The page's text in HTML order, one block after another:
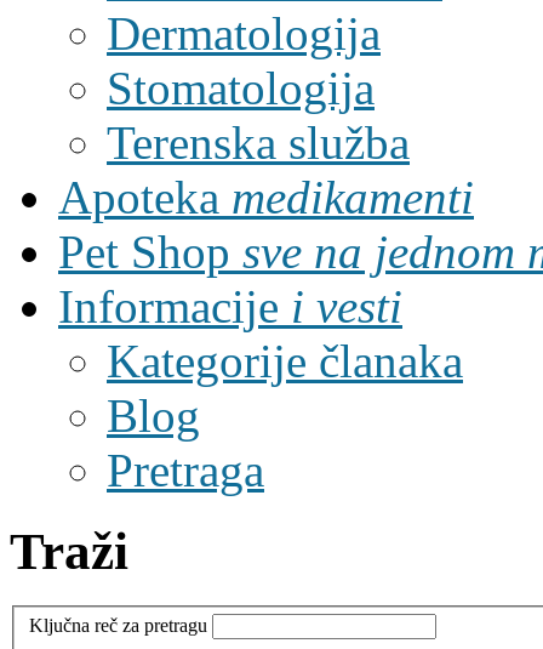
Dermatologija
Stomatologija
Terenska služba
Apoteka medikamenti
Pet Shop sve na jednom
Informacije i vesti
Kategorije članaka
Blog
Pretraga
Traži
Ključna reč za pretragu